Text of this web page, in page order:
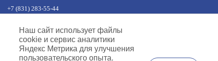
+7 (831) 283-55-44
+7 (977) 422-66-54
обед с 12:30 до 13:30
info@specprivod.com
Наш сайт использует файлы
cookie и сервис аналитики
Яндекс Метрика для улучшения
пользовательского опыта.